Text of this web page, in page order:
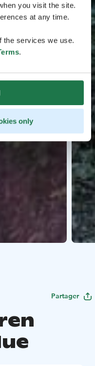
you visit the site.
at any time.
the services we use.
.
only
Partager